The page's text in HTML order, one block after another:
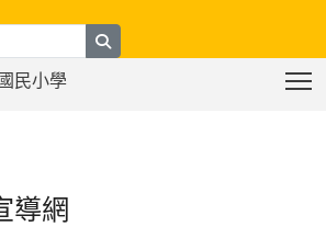
民小學
導網